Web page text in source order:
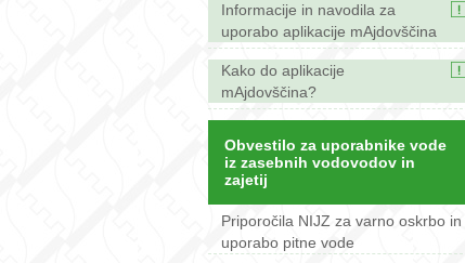
Informacije in navodila za
uporabo aplikacije mAjdovščina
Kako do aplikacije
mAjdovščina?
Obvestilo za uporabnike vode
iz zasebnih vodovodov in
zajetij
Priporočila NIJZ za varno oskrbo in
uporabo pitne vode